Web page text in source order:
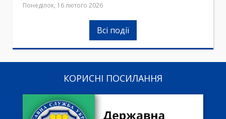
Понеділок, 16 лютого 2026
Всі події
КОРИСНІ ПОСИЛАННЯ